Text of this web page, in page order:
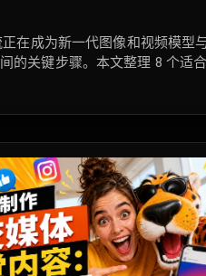
在成为新一代图像和视频模型
的关键步骤。本文整理 8 个适